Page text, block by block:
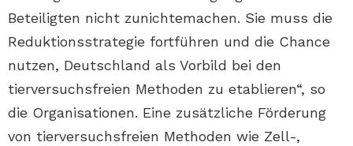
Beteiligten nicht zunichtemachen. Sie muss die
Reduktionsstrategie fortführen und die Chance
nutzen, Deutschland als Vorbild bei den
tierversuchsfreien Methoden zu etablieren“, so
die Organisationen. Eine zusätzliche Förderung
von tierversuchsfreien Methoden wie Zell-,